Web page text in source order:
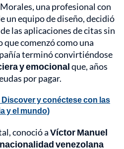
una profesional con
un equipo de diseño, decidió
las aplicaciones de citas sin
que comenzó como una
terminó convirtiéndose
y emocionalque, años
por pagar.
y conéctese con las
y el mundo)
conoció aVíctor Manuel
venezolana